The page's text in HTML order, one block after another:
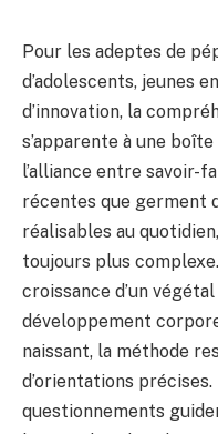
Pour les adeptes de
d’adolescents, jeunes
d’innovation, la
s’apparente à une
l’alliance entre savoir-
récentes que germent
réalisables au
toujours plus
croissance d’un
développement
naissant, la méthode
d’orientations précises.
questionnements